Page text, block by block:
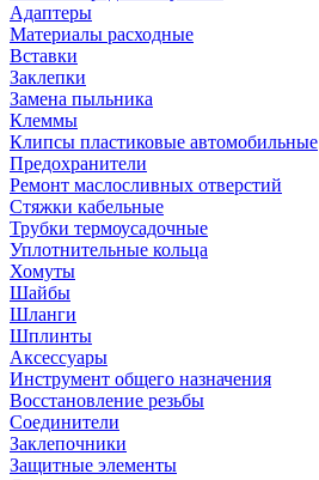
Адаптеры
Материалы расходные
Вставки
Заклепки
Замена пыльника
Клеммы
Клипсы пластиковые автомобильные
Предохранители
Ремонт маслосливных отверстий
Стяжки кабельные
Трубки термоусадочные
Уплотнительные кольца
Хомуты
Шайбы
Шланги
Шплинты
Аксессуары
Инструмент общего назначения
Восстановление резьбы
Соединители
Заклепочники
Защитные элементы